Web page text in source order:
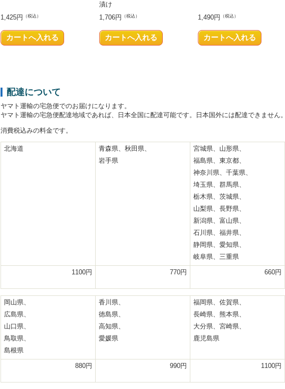
1,425円 （税込）
漬け
1,706円
（税込） 1,490円 （税込）
配達について
ヤマト運輸の宅急便でのお届けになります。
ヤマト運輸の宅急便配達地域であれば、日本全国に配達可能です。日本国外には配達できません。
消費税込みの料金です。
北海道
青森県、秋田県、
岩手県
宮城県、山形県、
福島県、東京都、
神奈川県、千葉県、
埼玉県、群馬県、
栃木県、茨城県、
山梨県、長野県、
新潟県、富山県、
石川県、福井県、
静岡県、愛知県、
岐阜県、三重県
1100円 770円 660円
岡山県、
広島県、
山口県、
鳥取県、
島根県
香川県、
徳島県、
高知県、
愛媛県
福岡県、佐賀県、
長崎県、熊本県、
大分県、宮崎県、
鹿児島県
880円 990円 1100円